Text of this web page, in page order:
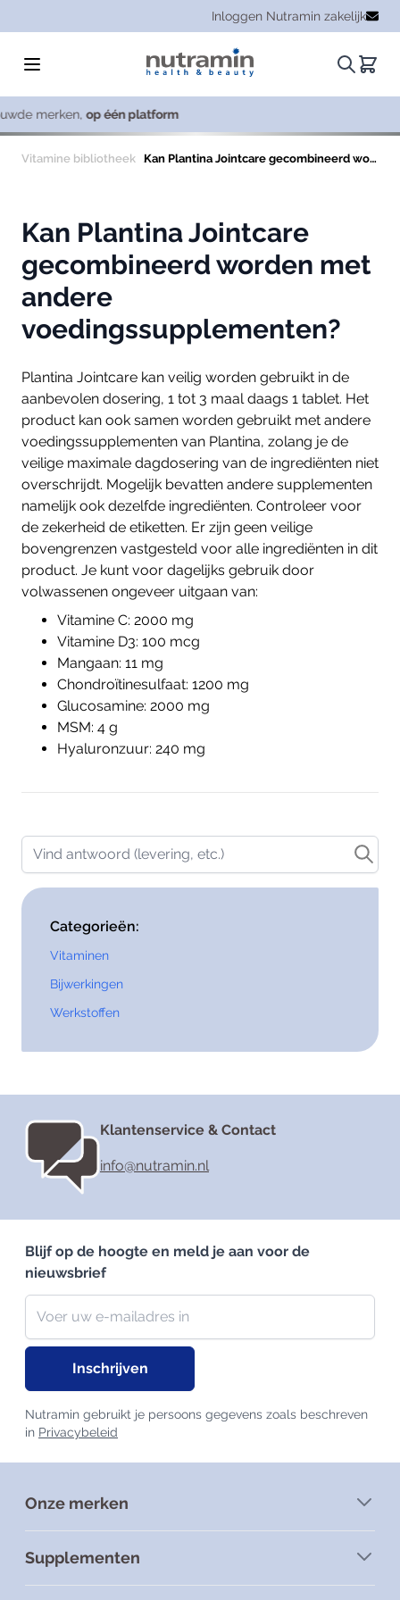
Inloggen Nutramin zakelijk
Zoeken.
Vitamine bibliotheek Kan Plantina Jointcare gecombineerd worden met andere voedingssupplementen?
Kan Plantina Jointcare
gecombineerd worden met
andere
voedingssupplementen?
Plantina Jointcare kan veilig worden gebruikt in de
aanbevolen dosering, 1 tot 3 maal daags 1 tablet. Het
product kan ook samen worden gebruikt met andere
voedingssupplementen van Plantina, zolang je de
veilige maximale dagdosering van de ingrediënten niet
overschrijdt. Mogelijk bevatten andere supplementen
namelijk ook dezelfde ingrediënten. Controleer voor
de zekerheid de etiketten. Er zijn geen veilige
bovengrenzen vastgesteld voor alle ingrediënten in dit
product. Je kunt voor dagelijks gebruik door
volwassenen ongeveer uitgaan van:
Vitamine C: 2000 mg
Vitamine D3: 100 mcg
Mangaan: 11 mg
Chondroïtinesulfaat: 1200 mg
Glucosamine: 2000 mg
MSM: 4 g
Hyaluronzuur: 240 mg
Vind antwoord (levering, etc.)
Categorieën:
Vitaminen
Bijwerkingen
Werkstoffen
Klantenservice & Contact
info@nutramin.nl
Blijf op de hoogte en meld je aan voor de
nieuwsbrief
Nieuwsbrief
E-mailadres
Inschrijven
Nutramin gebruikt je persoons gegevens zoals beschreven
in Privacybeleid
Onze merken
Supplementen